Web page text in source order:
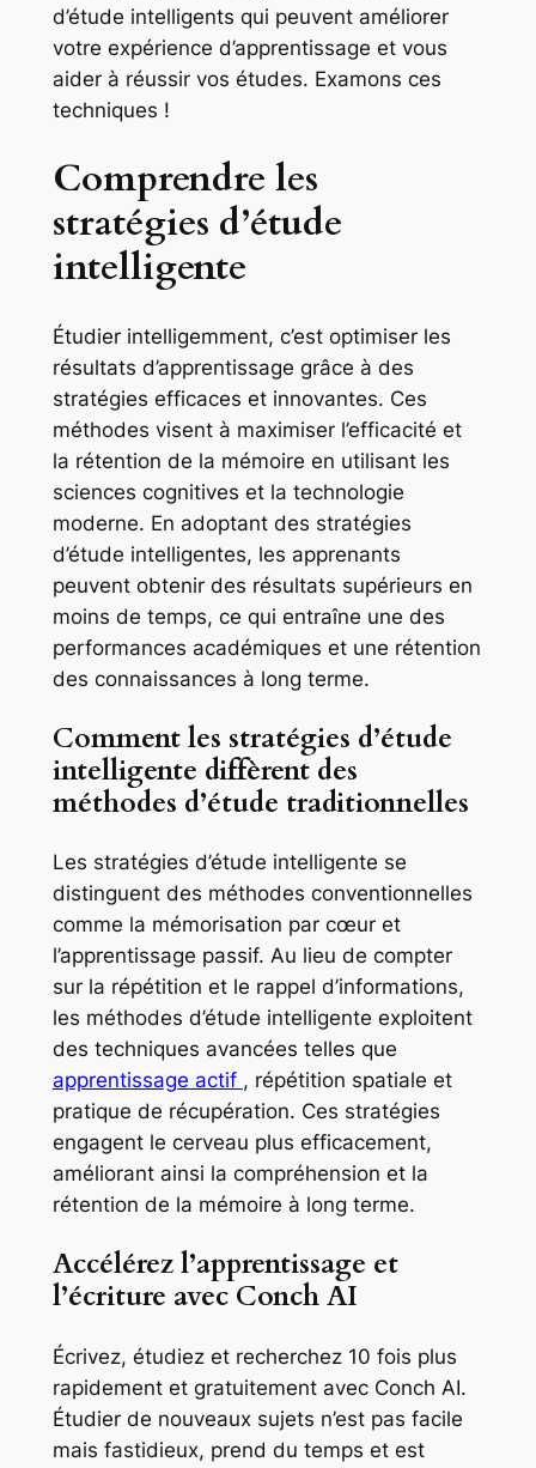
d’étude intelligents qui peuvent améliorer
votre expérience d’apprentissage et vous
aider à réussir vos études. Examons ces
techniques !
Comprendre les
stratégies d’étude
intelligente
Étudier intelligemment, c’est optimiser les
résultats d’apprentissage grâce à des
stratégies efficaces et innovantes. Ces
méthodes visent à maximiser l’efficacité et
la rétention de la mémoire en utilisant les
sciences cognitives et la technologie
moderne. En adoptant des stratégies
d’étude intelligentes, les apprenants
peuvent obtenir des résultats supérieurs en
moins de temps, ce qui entraîne une des
performances académiques et une rétention
des connaissances à long terme.
Comment les stratégies d’étude
intelligente diffèrent des
méthodes d’étude traditionnelles
Les stratégies d’étude intelligente se
distinguent des méthodes conventionnelles
comme la mémorisation par cœur et
l’apprentissage passif. Au lieu de compter
sur la répétition et le rappel d’informations,
les méthodes d’étude intelligente exploitent
des techniques avancées telles que
apprentissage actif , répétition spatiale et
pratique de récupération. Ces stratégies
engagent le cerveau plus efficacement,
améliorant ainsi la compréhension et la
rétention de la mémoire à long terme.
Accélérez l’apprentissage et
l’écriture avec Conch AI
Écrivez, étudiez et recherchez 10 fois plus
rapidement et gratuitement avec Conch AI.
Étudier de nouveaux sujets n’est pas facile
mais fastidieux, prend du temps et est